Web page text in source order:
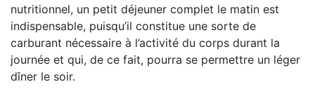
nutritionnel, un petit déjeuner complet le matin est
indispensable, puisqu’il constitue une sorte de
carburant nécessaire à l’activité du corps durant la
journée et qui, de ce fait, pourra se permettre un léger
dîner le soir.